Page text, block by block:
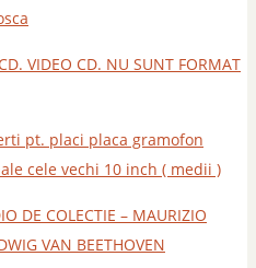
VIDEO CD. NU SUNT FORMAT
pt. placi placa gramofon
cele vechi 10 inch ( medii )
DE COLECTIE – MAURIZIO
VAN BEETHOVEN